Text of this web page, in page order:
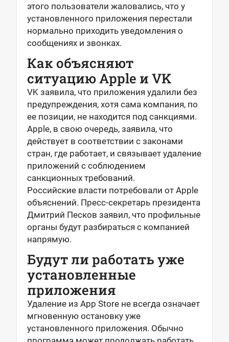
этого пользователи жаловались, что у
установленного приложения перестали
нормально приходить уведомления о
сообщениях и звонках.
Как объясняют
ситуацию Apple и VK
VK заявила, что приложения удалили без
предупреждения, хотя сама компания, по
ее позиции, не находится под санкциями.
Apple, в свою очередь, заявила, что
действует в соответствии с законами
стран, где работает, и связывает удаление
приложений с соблюдением
санкционных требований.
Российские власти потребовали от Apple
объяснений. Пресс-секретарь президента
Дмитрий Песков заявил, что профильные
органы будут разбираться с компанией
напрямую.
Будут ли работать уже
установленные
приложения
Удаление из App Store не всегда означает
мгновенную остановку уже
установленного приложения. Обычно